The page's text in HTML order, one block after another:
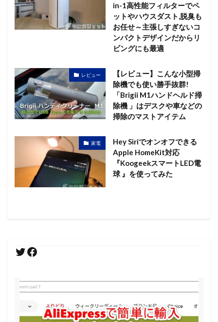
in-1高性能フィルターでペ
ットやハウスダスト,脱臭も
お任せ～主張しすぎないコ
ンパクトデザインだからリ
ビングにも最適
レビュー
【レビュー】こんな小型掃
除機でも使い勝手抜群!
「Brigii M1ハンドヘルド掃
除機 」はデスクや車などの
掃除のマストアイテム
家電
Hey Siriでオンオフできる
Apple HomeKit対応
『KoogeekスマートLED電
球 』を使ってみた